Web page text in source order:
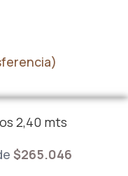
2,40 mts
$265.046